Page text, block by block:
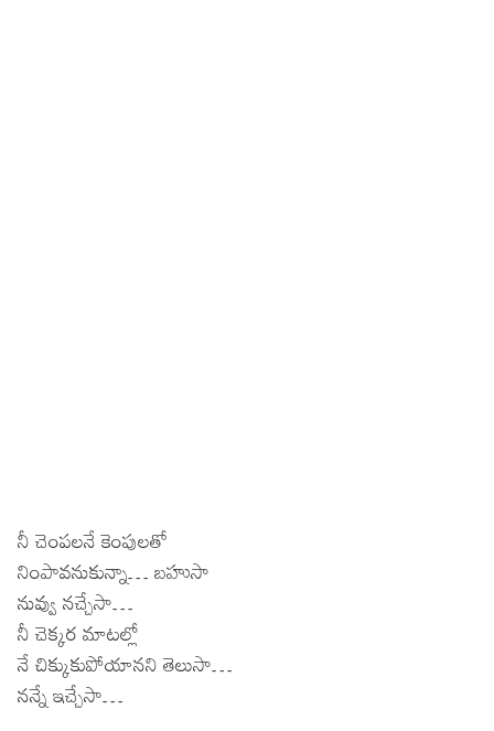
నీ చెంపలనే కెంపులతో
నింపావనుకున్నా… బహుసా
నువ్వు నచ్చేసా…
నీ చెక్కర మాటల్లో
నే చిక్కుకుపోయానని తెలుసా…
నన్నే ఇచ్చేసా…